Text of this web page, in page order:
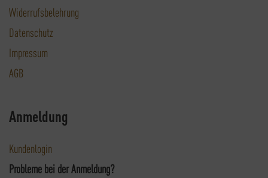
Widerrufsbelehrung
Datenschutz
Impressum
AGB
Anmeldung
Kundenlogin
Probleme bei der Anmeldung?